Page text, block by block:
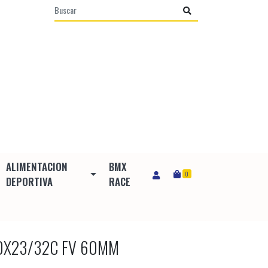
ALIMENTACION
DEPORTIVA
BMX
RACE
0
32C FV 60MM